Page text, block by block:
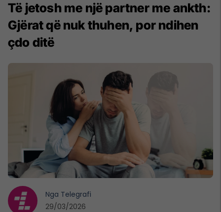
Të jetosh me një partner me ankth:
Gjërat që nuk thuhen, por ndihen
çdo ditë
Nga Telegrafi
29/03/2026